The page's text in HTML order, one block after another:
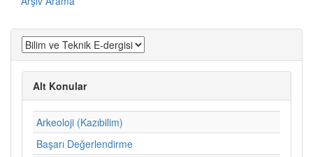
Alt Konular
Arkeoloji (Kazıbilim)
Başarı Değerlendirme